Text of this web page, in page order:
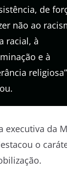
de
não ao
racial, à
e à
executiva da
o